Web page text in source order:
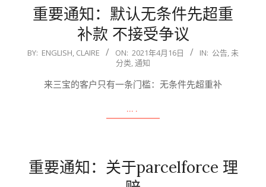
重要通知：默认无条件先超重
补款 不接受争议
2021-
BY: ENGLISH, CLAIRE ON: 2021年4月16日 IN: 公告,未
分类,通知
来三宝的客户只有一条门槛：无条件先超重补
….
重要通知：关于parcelforce 理